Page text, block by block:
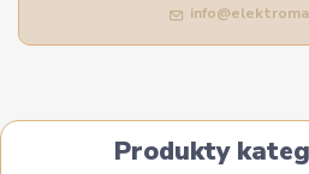
Produkty